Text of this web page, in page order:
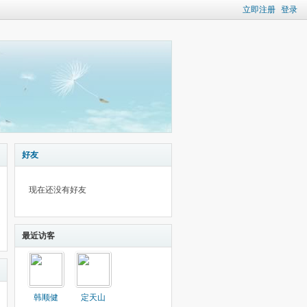
立即注册 登录
好友
现在还没有好友
最近访客
韩顺健
定天山